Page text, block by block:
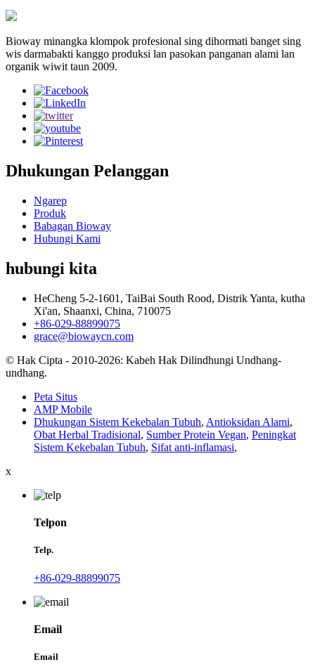
Bioway minangka klompok profesional sing dihormati banget sing
wis darmabakti kanggo produksi lan pasokan panganan alami lan
organik wiwit taun 2009.
Dhukungan Pelanggan
Ngarep
Produk
Babagan Bioway
Hubungi Kami
hubungi kita
HeCheng 5-2-1601, TaiBai South Rood, Distrik Yanta, kutha
Xi'an, Shaanxi, China, 710075
+86-029-88899075
grace@biowaycn.com
© Hak Cipta - 2010-2026: Kabeh Hak Dilindhungi Undhang-
undhang.
Peta Situs
AMP Mobile
Dhukungan Sistem Kekebalan Tubuh, Antioksidan Alami,
Obat Herbal Tradisional, Sumber Protein Vegan, Peningkat
Sistem Kekebalan Tubuh, Sifat anti-inflamasi,
x
Telpon
Telp.
+86-029-88899075
Email
Email